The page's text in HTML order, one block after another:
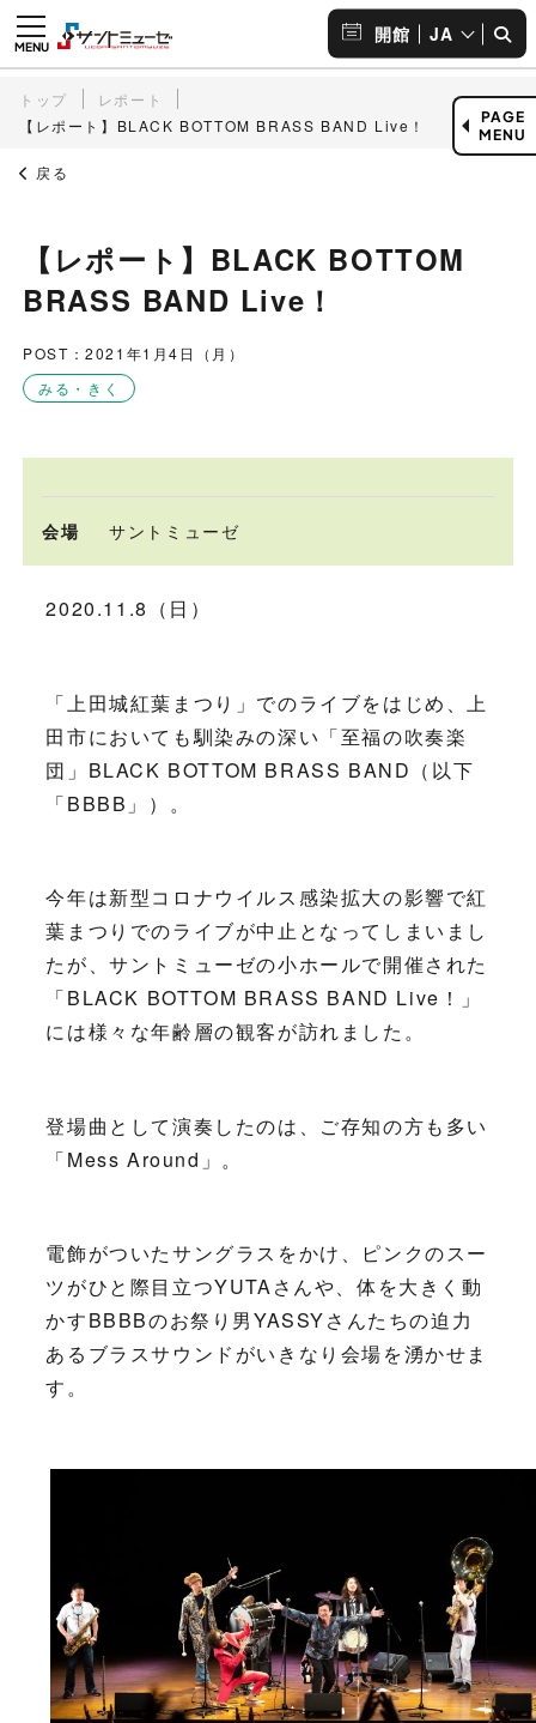
開館 JA
トップ
レポート
【レポート】BLACK BOTTOM BRASS BAND Live！
戻る
PAGE
MENU
【レポート】BLACK BOTTOM
BRASS BAND Live！
POST：2021年1月4日（月）
みる・きく
会場 サントミューゼ
2020.11.8（日）
「上田城紅葉まつり」でのライブをはじめ、上
田市においても馴染みの深い「至福の吹奏楽
団」BLACK BOTTOM BRASS BAND（以下
「BBBB」）。
今年は新型コロナウイルス感染拡大の影響で紅
葉まつりでのライブが中止となってしまいまし
たが、サントミューゼの小ホールで開催された
「BLACK BOTTOM BRASS BAND Live！」
には様々な年齢層の観客が訪れました。
登場曲として演奏したのは、ご存知の方も多い
「Mess Around」。
電飾がついたサングラスをかけ、ピンクのスー
ツがひと際目立つYUTAさんや、体を大きく動
かすBBBBのお祭り男YASSYさんたちの迫力
あるブラスサウンドがいきなり会場を湧かせま
す。